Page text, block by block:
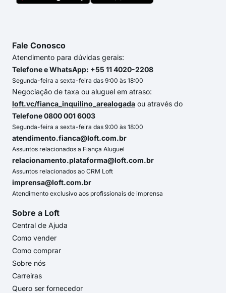
Fale Conosco
Atendimento para dúvidas gerais:
Telefone e WhatsApp: +55 11 4020-2208
Segunda-feira a sexta-feira das 9:00 às 18:00
Negociação de taxa ou aluguel em atraso:
loft.vc/fianca_inquilino_arealogada ou através do
Telefone 0800 001 6003
Segunda-feira a sexta-feira das 9:00 às 18:00
atendimento.fianca@loft.com.br
Assuntos relacionados a Fiança Aluguel
relacionamento.plataforma@loft.com.br
Assuntos relacionados ao CRM Loft
imprensa@loft.com.br
Atendimento exclusivo aos profissionais de imprensa
Sobre a Loft
Central de Ajuda
Como vender
Como comprar
Sobre nós
Carreiras
Quero ser fornecedor